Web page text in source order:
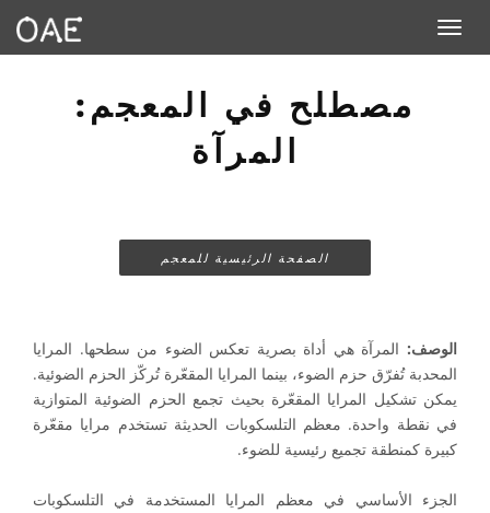
Toggle navigation
مصطلح في المعجم:
المرآة
الصفحة الرئيسية للمعجم
الوصف: المرآة هي أداة بصرية تعكس الضوء من سطحها. المرايا
المحدبة تُفرّق حزم الضوء، بينما المرايا المقعّرة تُركّز الحزم الضوئية.
يمكن تشكيل المرايا المقعّرة بحيث تجمع الحزم الضوئية المتوازية
في نقطة واحدة. معظم التلسكوبات الحديثة تستخدم مرايا مقعّرة
كبيرة كمنطقة تجميع رئيسية للضوء.
الجزء الأساسي في معظم المرايا المستخدمة في التلسكوبات